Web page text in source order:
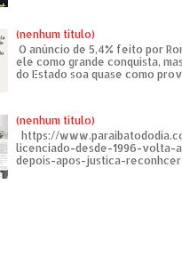
(nenhum título)
O anúncio de 5,4% feito por
ele como grande conquista,
do Estado soa quase como
(nenhum título)
https://
licenciado-desde-1996-volta-
depois-apos-justica-